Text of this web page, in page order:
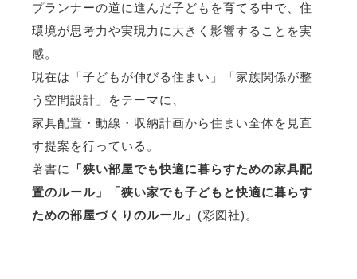
プランナーの道に進んだ子どもを育てる中で、住
環境が思考力や実現力に大きく影響することを実
感。
現在は「子どもが伸びる住まい」「家族関係が整
う空間設計」をテーマに、
家具配置・動線・収納計画から住まい全体を見直
す提案を行っている。
著書に
「狭い部屋でも快適に暮らすための家具配
置のルール」
「狭い家でも子どもと快適に暮らす
ための部屋づくりのルール」 (彩図社)。